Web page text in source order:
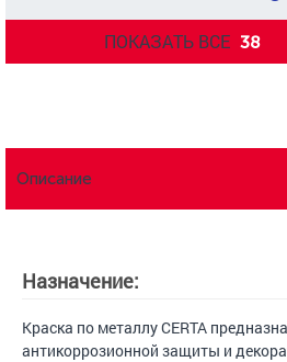
ПОКАЗАТЬ ВСЕ 38
Описание
Назначение:
Краска по металлу CERTA
антикоррозионной защиты и